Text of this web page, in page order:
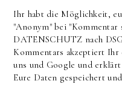
Ihr habt die Möglichkeit,
"Anonym" bei "Kommentar
DATENSCHUTZ nach
Kommentars akzeptiert Ihr
uns und Google und
Eure Daten gespeichert